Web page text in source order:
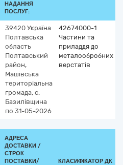
НАДАННЯ
ПОСЛУГ:
39420 Україна
Полтавська
область
Полтавський
район,
Машівська
територіальна
громада, с.
Базилівщина
по 31-05-2026
42674000-1
Частини та
приладдя до
металообробних
верстатів
АДРЕСА
ДОСТАВКИ /
СТРОК
ПОСТАВКИ/
КЛАСИФІКАТОР ДК